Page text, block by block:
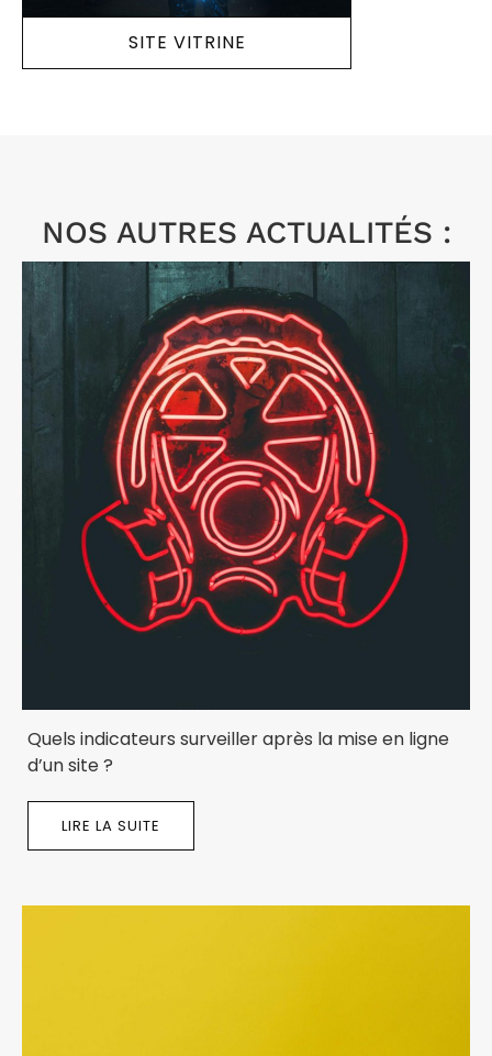
SITE VITRINE
NOS AUTRES ACTUALITÉS :
Quels indicateurs surveiller après la mise en ligne
d’un site ?
LIRE LA SUITE